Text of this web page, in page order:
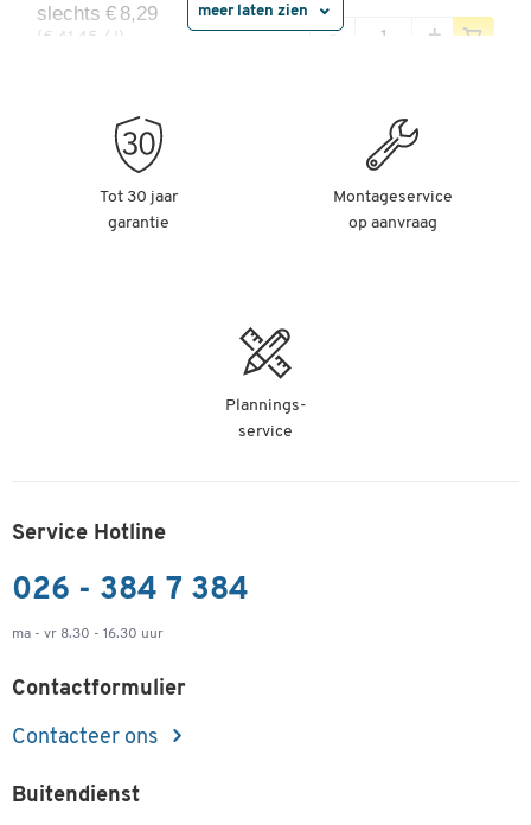
slechts € 8,29
(€ 41,45 / l) - +
Speciale snijblokolie voor papierversnipperaars
(particle-cut)
slechts € 9,49
meer laten zien
Tot 30 jaar
garantie
Montageservice
op aanvraag
Plannings-
service
Service Hotline
026 - 384 7 384
ma - vr 8.30 - 16.30 uur
Contactformulier
Contacteer ons
Buitendienst